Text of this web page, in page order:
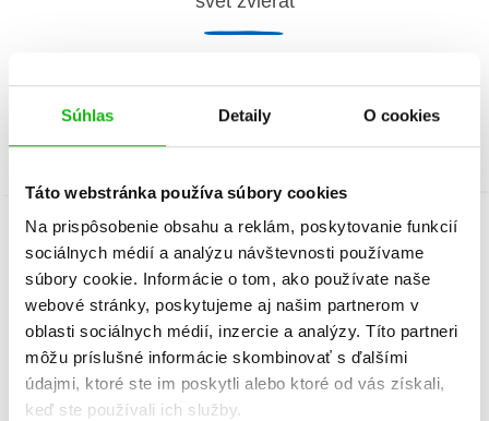
Súhlas Detaily O cookies
Táto webstránka používa súbory cookies
Na prispôsobenie obsahu a reklám, poskytovanie funkcií
sociálnych médií a analýzu návštevnosti používame
súbory cookie. Informácie o tom, ako používate naše
webové stránky, poskytujeme aj našim partnerom v
oblasti sociálnych médií, inzercie a analýzy. Títo partneri
môžu príslušné informácie skombinovať s ďalšími
údajmi, ktoré ste im poskytli alebo ktoré od vás získali,
keď ste používali ich služby.
Informácie
Žáner
encyklopédia
interaktívne knihy